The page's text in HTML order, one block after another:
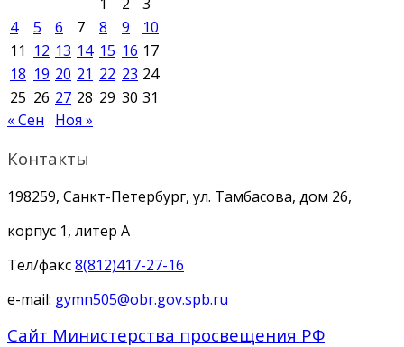
4
5 6 7 8 9
10
11 12 13 14 15 16 17
18 19 20 21 22 23 24
25 26 27 28 29 30 31
« Сен
Ноя »
Контакты
198259, Санкт-Петербург, ул. Тамбасова, дом 26,
корпус 1, литер А
Тел/факс8(812)417-27-16
e-mail: gymn505@obr.gov.spb.ru
Сайт Министерства просвещения РФ